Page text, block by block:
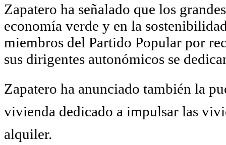
Zapatero ha señalado que los
economía verde y en la
miembros del Partido Popular por
sus dirigentes autonómicos se
Zapatero ha anunciado también la
vivienda dedicado a impulsar las
alquiler.